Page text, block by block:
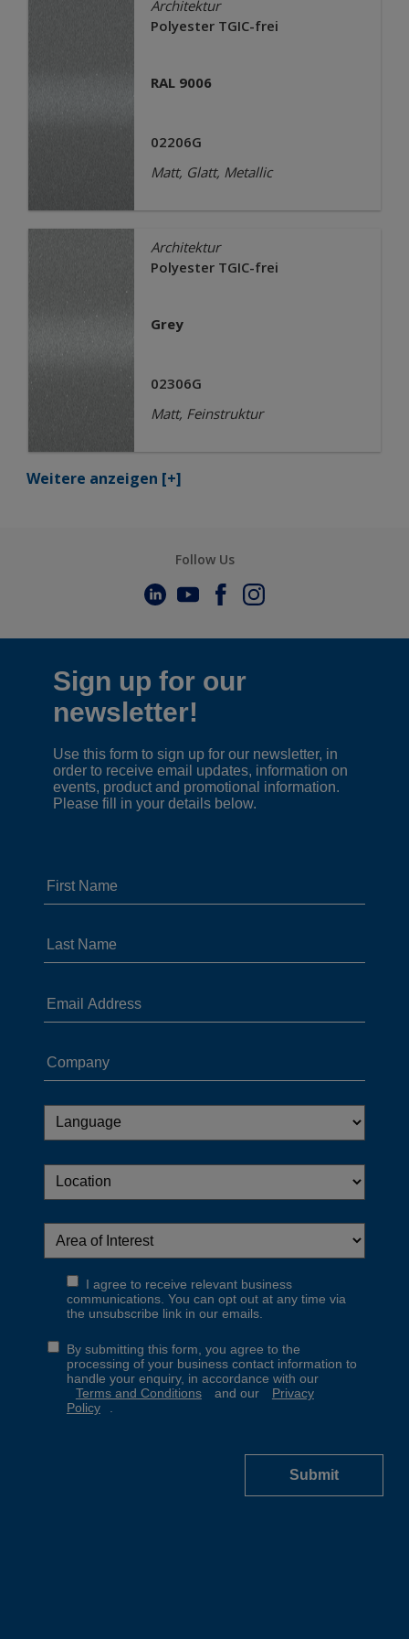
Architektur
Polyester TGIC-frei
RAL 9006
02206G
Matt, Glatt, Metallic
Architektur
Polyester TGIC-frei
Grey
02306G
Matt, Feinstruktur
Weitere anzeigen [+]
Follow Us